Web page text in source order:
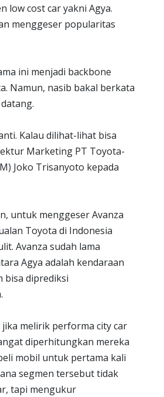
low cost car yakni Agya.
menggeser popularitas
ini menjadi backbone
Namun, nasib bakal berkata
Kalau dilihat-lihat bisa
Marketing PT Toyota-
Joko Trisanyoto kepada
untuk menggeser Avanza
Toyota di Indonesia
Avanza sudah lama
Agya adalah kendaraan
bisa diprediksi
melirik performa city car
diperhitungkan mereka
mobil untuk pertama kali
segmen tersebut tidak
tapi mengukur